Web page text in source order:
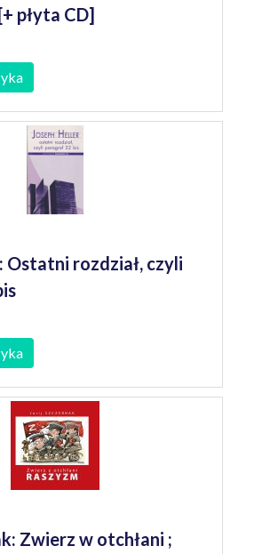
płyta CD]
Ostatni rozdział, czyli
Zwierz w otchłani ;